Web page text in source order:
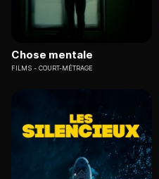
Chose mentale
FILMS COURT-MÉTRAGE